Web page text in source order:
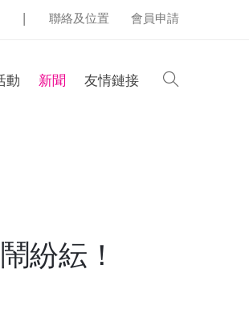
| 聯絡及位置 會員申請
動 新聞 友情鏈接
紛紜！